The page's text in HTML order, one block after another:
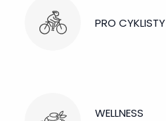
PRO CYKLISTY
WELLNESS